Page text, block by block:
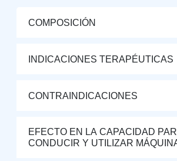
COMPOSICIÓN
INDICACIONES TERAPÉUTICAS
CONTRAINDICACIONES
EFECTO EN LA CAPACIDAD
CONDUCIR Y UTILIZAR